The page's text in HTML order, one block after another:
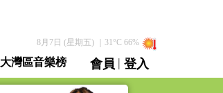
8月7日 (星期五)｜ 31°C 66%
大灣區音樂榜 會員 | 登入
直播 / 重溫